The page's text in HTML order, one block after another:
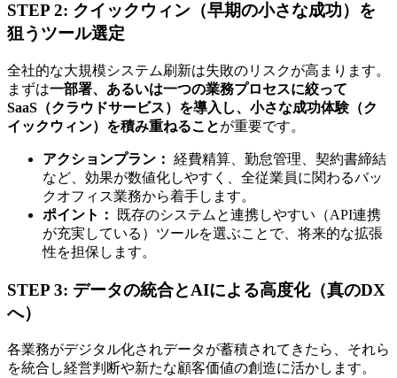
STEP 2: クイックウィン（早期の小さな成功）を
狙うツール選定
全社的な大規模システム刷新は失敗のリスクが高まります。
まずは一部署、あるいは一つの業務プロセスに絞って
SaaS（クラウドサービス）を導入し、小さな成功体験（ク
イックウィン）を積み重ねることが重要です。
アクションプラン： 経費精算、勤怠管理、契約書締結
など、効果が数値化しやすく、全従業員に関わるバッ
クオフィス業務から着手します。
ポイント：
既存のシステムと連携しやすい（API連携
が充実している）ツールを選ぶことで、将来的な拡張
性を担保します。
STEP 3: データの統合とAIによる高度化（真のDX
へ）
各業務がデジタル化されデータが蓄積されてきたら、それら
を統合し経営判断や新たな顧客価値の創造に活かします。